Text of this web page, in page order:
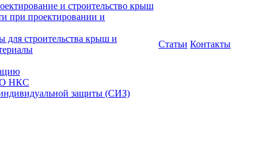
и строительство крыш
при проектировании и
для строительства крыш и
НКС
защиты (СИЗ)
Статьи Контакты